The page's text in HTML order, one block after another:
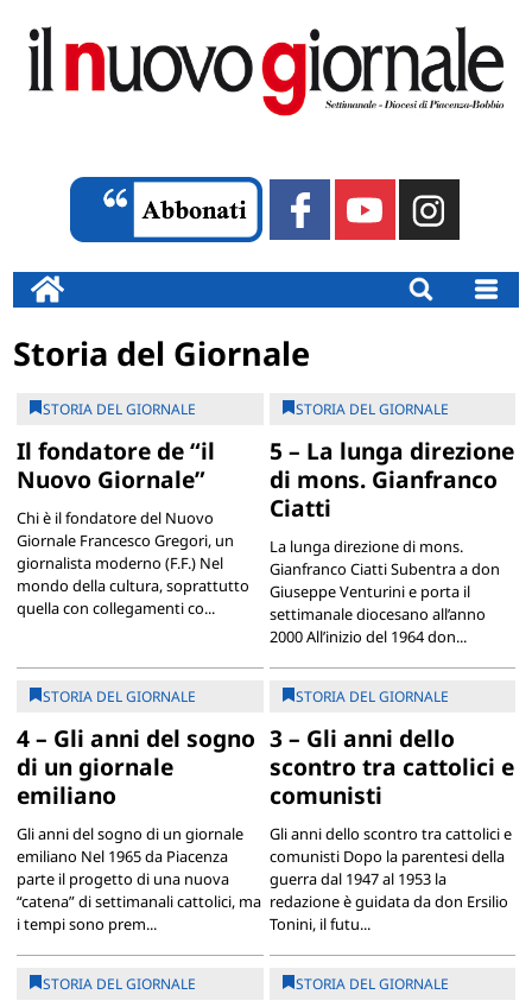
Storia del Giornale
STORIA DEL GIORNALE
Il fondatore de “il
Nuovo Giornale”
Chi è il fondatore del Nuovo
Giornale Francesco Gregori, un
giornalista moderno (F.F.) Nel
mondo della cultura, soprattutto
quella con collegamenti co...
STORIA DEL GIORNALE
5 – La lunga direzione
di mons. Gianfranco
Ciatti
La lunga direzione di mons.
Gianfranco Ciatti Subentra a don
Giuseppe Venturini e porta il
settimanale diocesano all’anno
2000 All’inizio del 1964 don...
STORIA DEL GIORNALE
4 – Gli anni del sogno
di un giornale
emiliano
Gli anni del sogno di un giornale
emiliano Nel 1965 da Piacenza
parte il progetto di una nuova
“catena” di settimanali cattolici, ma
i tempi sono prem...
STORIA DEL GIORNALE
3 – Gli anni dello
scontro tra cattolici e
comunisti
Gli anni dello scontro tra cattolici e
comunisti Dopo la parentesi della
guerra dal 1947 al 1953 la
redazione è guidata da don Ersilio
Tonini, il futu...
STORIA DEL GIORNALE STORIA DEL GIORNALE